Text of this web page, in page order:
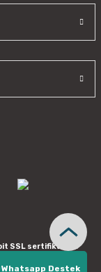
SSL sertifikası ile
Whatsapp Destek